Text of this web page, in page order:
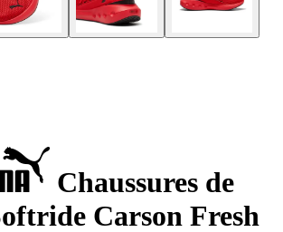
Chaussures de
Carson Fresh